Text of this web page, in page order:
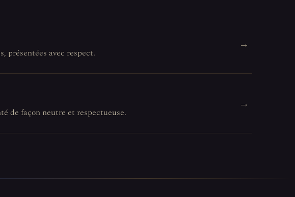
présentées avec respect.
→
de façon neutre et respectueuse.
→